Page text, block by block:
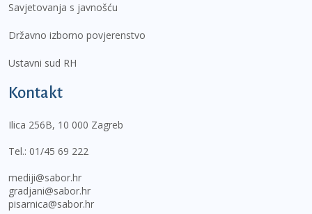
Savjetovanja s javnošću
Državno izborno povjerenstvo
Ustavni sud RH
Kontakt
Ilica 256B, 10 000 Zagreb
Tel.: 01/45 69 222
mediji@sabor.hr
gradjani@sabor.hr
pisarnica@sabor.hr